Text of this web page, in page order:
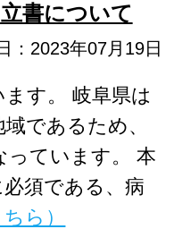
書について
：2023年07月19日
す。 岐阜県は
であるため、
っています。 本
須である、病
ら）